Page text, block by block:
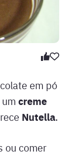
em pó
creme
Nutella.
ou comer